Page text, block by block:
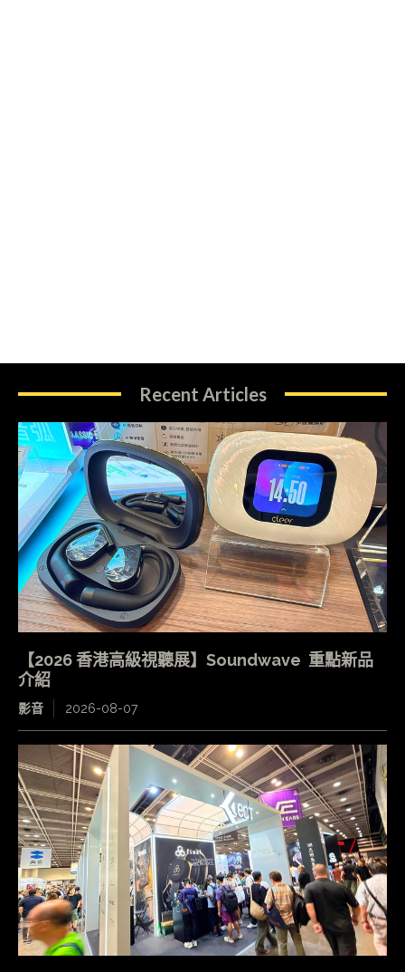
Recent Articles
【2026 香港高級視聽展】Soundwave 重點新品
介紹
影音 2026-08-07